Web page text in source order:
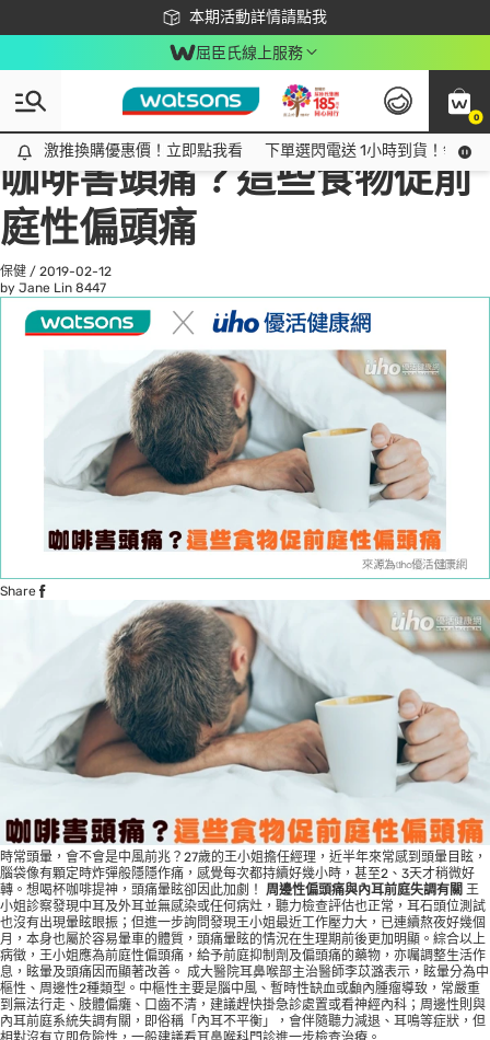
本期活動詳情請點我
下載app最高回饋$350
屈臣氏線上服務
0
激推換購優惠價！立即點我看
激推換購優惠價！立即點我看 下單選閃電送 1小時到貨！領神
All
話題趨勢
咖啡害頭痛？這些食物促前
庭性偏頭痛
保健 / 2019-02-12
by Jane Lin 8447
Share
時常頭暈，會不會是中風前兆？27歲的王小姐擔任經理，近半年來常感到頭暈目眩，
腦袋像有顆定時炸彈般隱隱作痛，感覺每次都持續好幾小時，甚至2、3天才稍微好
轉。想喝杯咖啡提神，頭痛暈眩卻因此加劇！ 周邊性偏頭痛與內耳前庭失調有關 王
小姐診察發現中耳及外耳並無感染或任何病灶，聽力檢查評估也正常，耳石頭位測試
也沒有出現暈眩眼振；但進一步詢問發現王小姐最近工作壓力大，已連續熬夜好幾個
月，本身也屬於容易暈車的體質，頭痛暈眩的情況在生理期前後更加明顯。綜合以上
病徵，王小姐應為前庭性偏頭痛，給予前庭抑制劑及偏頭痛的藥物，亦囑調整生活作
息，眩暈及頭痛因而顯著改善。 成大醫院耳鼻喉部主治醫師李苡潞表示，眩暈分為中
樞性、周邊性2種類型。中樞性主要是腦中風、暫時性缺血或顱內腫瘤導致，常嚴重
到無法行走、肢體偏癱、口齒不清，建議趕快掛急診處置或看神經內科；周邊性則與
內耳前庭系統失調有關，即俗稱「內耳不平衡」，會伴隨聽力減退、耳鳴等症狀，但